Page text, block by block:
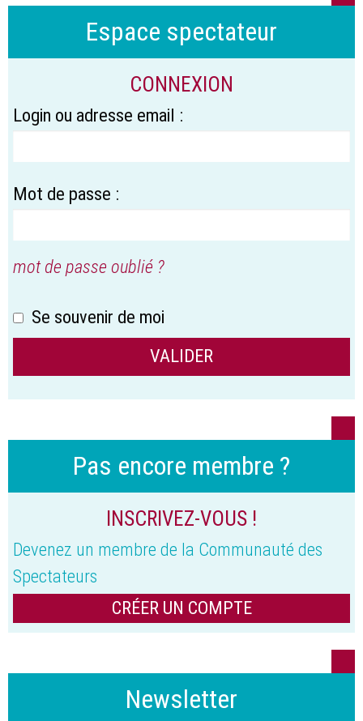
Espace spectateur
CONNEXION
Login ou adresse email :
Mot de passe :
mot de passe oublié ?
Se souvenir de moi
Pas encore membre ?
INSCRIVEZ-VOUS !
Devenez un membre de la Communauté des
Spectateurs
CRÉER UN COMPTE
Newsletter